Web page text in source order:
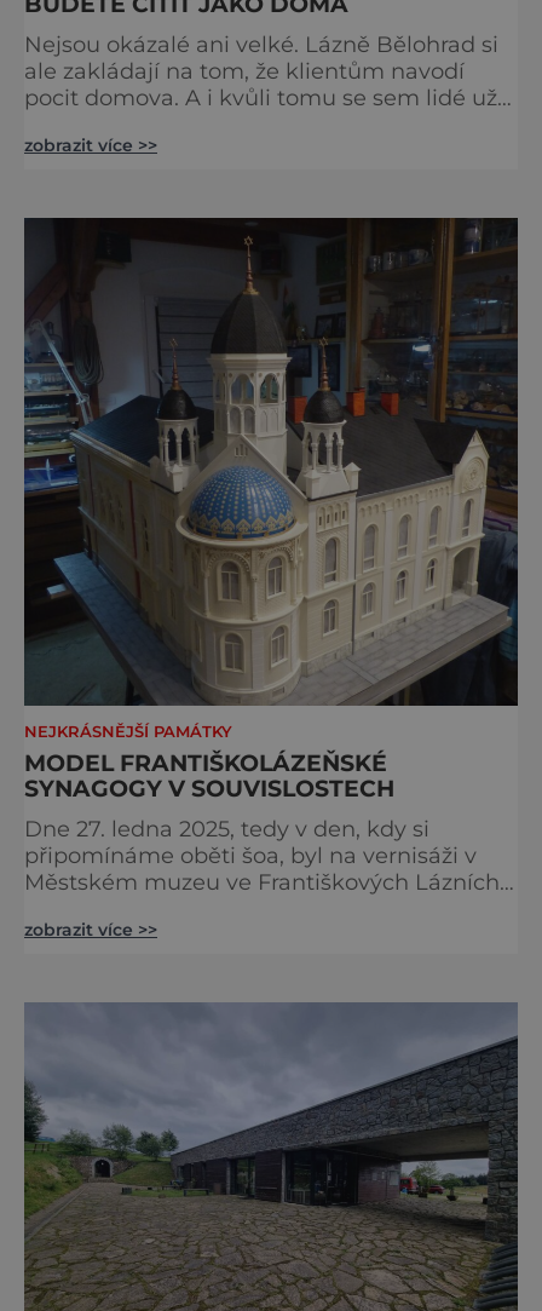
Nejsou okázalé ani velké. Lázně Bělohrad si
ale zakládají na tom, že klientům navodí
pocit domova. A i kvůli tomu se sem lidé už
lázeňské koncerty ani velkolepé akce.
nevšimne, ani se jí kolonáda vlastně neříká.
zobrazit více >>
NEJKRÁSNĚJŠÍ PAMÁTKY
MODEL FRANTIŠKOLÁZEŇSKÉ
SYNAGOGY V SOUVISLOSTECH
Dne 27. ledna 2025, tedy v den, kdy si
připomínáme oběti šoa, byl na vernisáži v
Městském muzeu ve Františkových Lázních
nacisty zničena v roce 1938. Do lázeňského
některé události spojené s touto významnou
stavbou. [gallery ids="917
zobrazit více >>